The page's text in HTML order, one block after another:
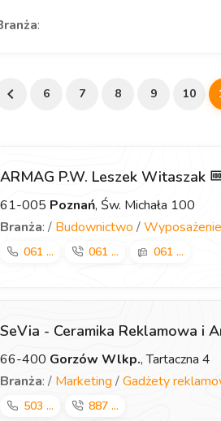
:
6 7 8 9 10
ARMAG P.W. Leszek Witaszak
61-005 Poznań, Św. Michała 100
Branża: / Budownictwo /
061 ... 061 ... 061 ...
SeVia - Ceramika Reklamowa i
66-400 Gorzów Wlkp., Tartaczna 4
Branża: / Marketing /Gadżety
503 ... 887 ...